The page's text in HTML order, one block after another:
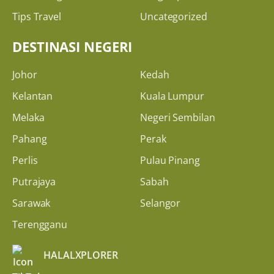
Tips Travel
Uncategorized
DESTINASI NEGERI
Johor
Kedah
Kelantan
Kuala Lumpur
Melaka
Negeri Sembilan
Pahang
Perak
Perlis
Pulau Pinang
Putrajaya
Sabah
Sarawak
Selangor
Terengganu
HALALXPLORER